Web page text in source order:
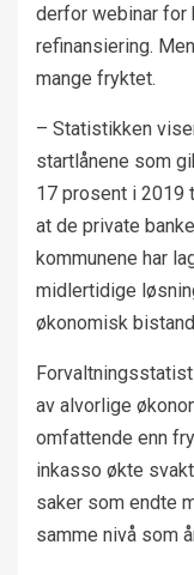
derfor webinar for
refinansiering.
mange fryktet.
– Statistikken
startlånene som
17 prosent i 2019
at de private
kommunene har
midlertidige
økonomisk
av alvorlige
omfattende enn
inkasso økte
saker som endte
samme nivå som